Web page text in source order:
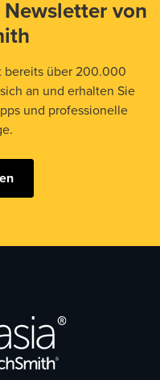
von
bereits über 200.000
an und erhalten Sie
und professionelle